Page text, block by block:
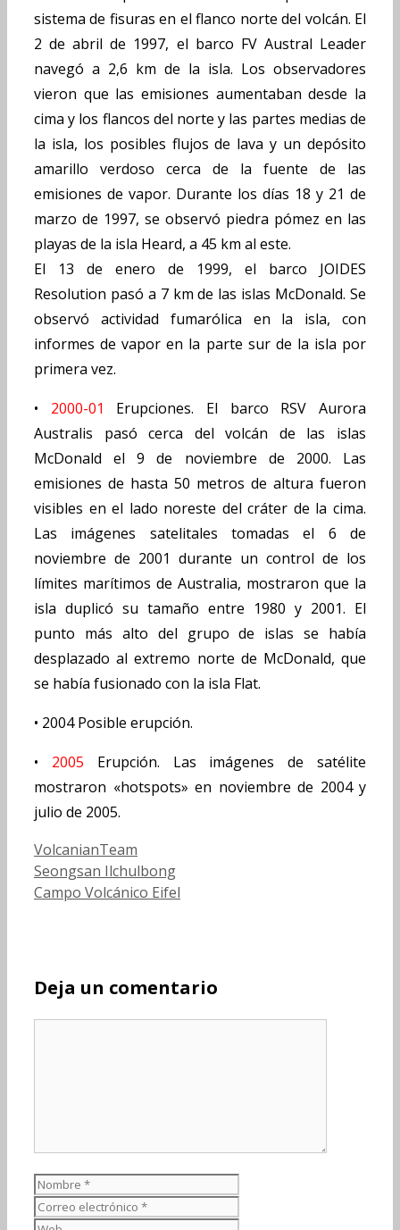
sistema de fisuras en el flanco norte del volcán. El
2 de abril de 1997, el barco FV Austral Leader
navegó a 2,6 km de la isla. Los observadores
vieron que las emisiones aumentaban desde la
cima y los flancos del norte y las partes medias de
la isla, los posibles flujos de lava y un depósito
amarillo verdoso cerca de la fuente de las
emisiones de vapor. Durante los días 18 y 21 de
marzo de 1997, se observó piedra pómez en las
playas de la isla Heard, a 45 km al este.
El 13 de enero de 1999, el barco JOIDES
Resolution pasó a 7 km de las islas McDonald. Se
observó actividad fumarólica en la isla, con
informes de vapor en la parte sur de la isla por
primera vez.
•
2000-01
Erupciones. El barco RSV Aurora
Australis pasó cerca del volcán de las islas
McDonald el 9 de noviembre de 2000. Las
emisiones de hasta 50 metros de altura fueron
visibles en el lado noreste del cráter de la cima.
Las imágenes satelitales tomadas el 6 de
noviembre de 2001 durante un control de los
límites marítimos de Australia, mostraron que la
isla duplicó su tamaño entre 1980 y 2001. El
punto más alto del grupo de islas se había
desplazado al extremo norte de McDonald, que
se había fusionado con la isla Flat.
• 2004 Posible erupción.
•
2005 Erupción. Las imágenes de satélite
mostraron «hotspots» en noviembre de 2004 y
julio de 2005.
Categorías
VolcanianTeam
Seongsan Ilchulbong
Campo Volcánico Eifel
Deja un comentario
Nombre